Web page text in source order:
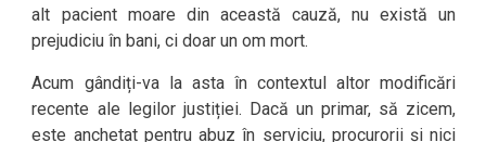
alt pacient moare din această cauză, nu există un
prejudiciu în bani, ci doar un om mort.
Acum gândiți-va la asta în contextul altor modificări
recente ale legilor justiției. Dacă un primar, să zicem,
este anchetat pentru abuz în serviciu, procurorii și nici